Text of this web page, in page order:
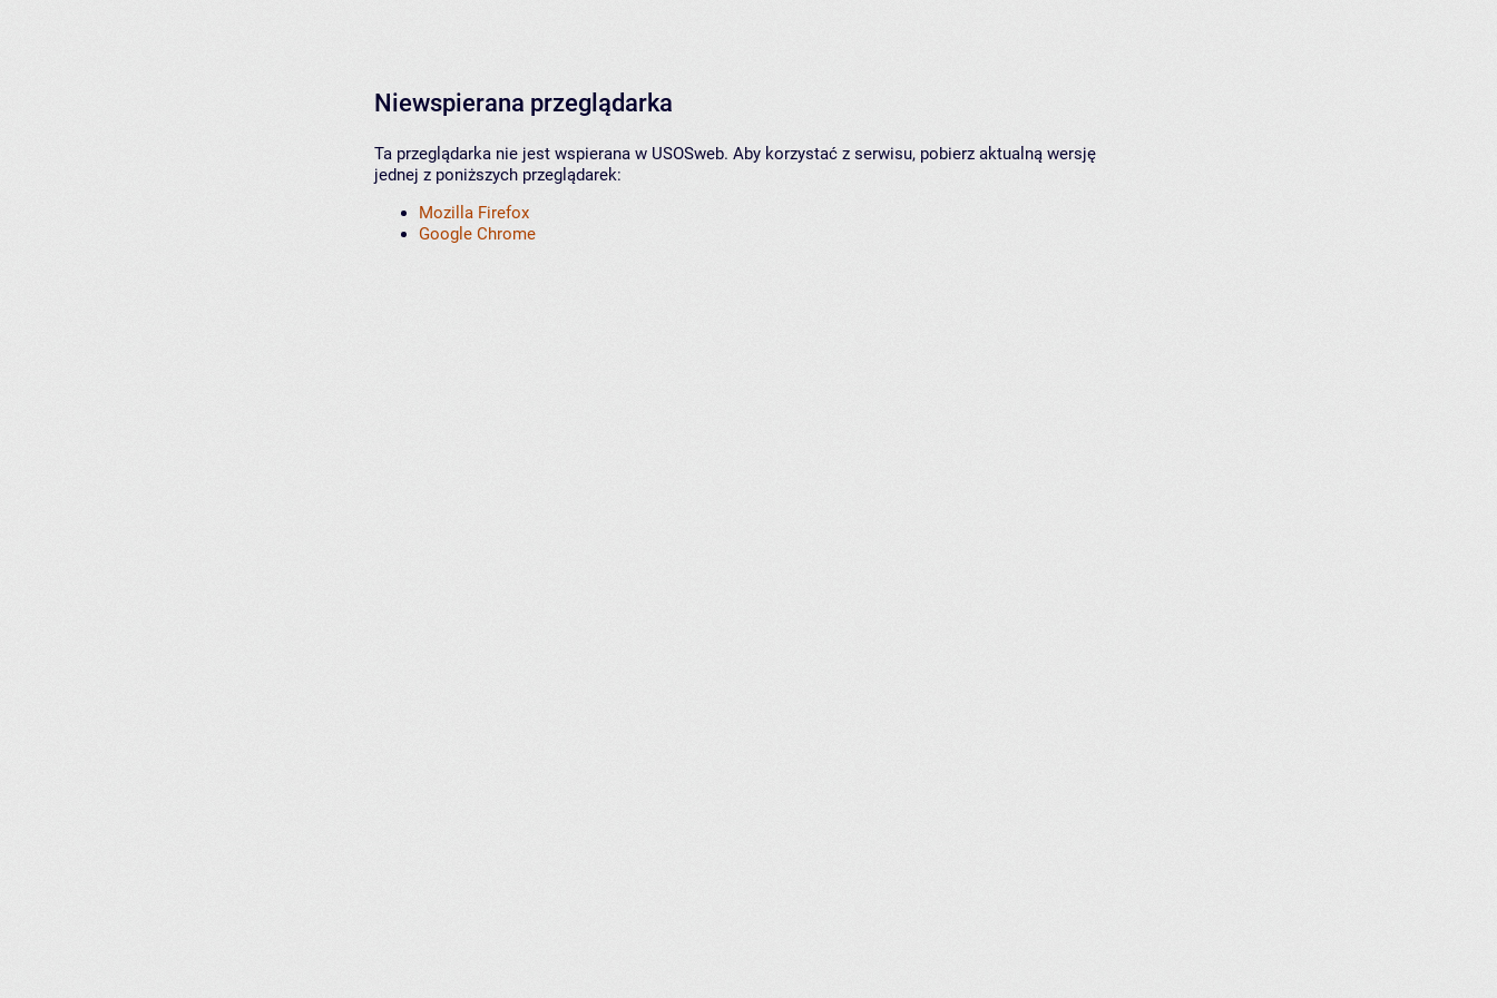
Niewspierana przeglądarka
Ta przeglądarka nie jest wspierana w USOSweb. Aby korzystać z serwisu, pobierz aktualną wersję
jednej z poniższych przeglądarek:
Mozilla Firefox
Google Chrome